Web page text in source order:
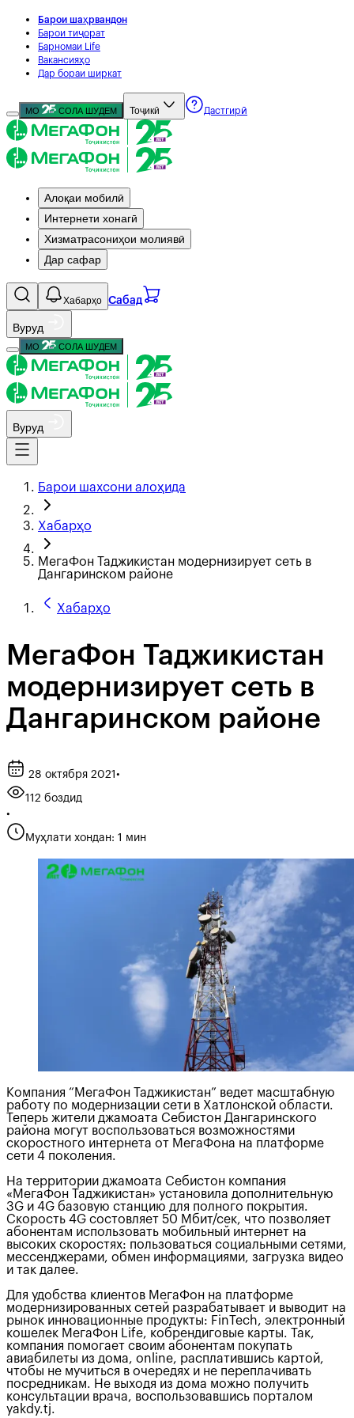
Барои шаҳрвандон
Барои тиҷорат
Барномаи Life
Вакансияҳо
Дар бораи ширкат
МО СОЛА ШУДЕМ Тоҷикӣ Дастгирӣ
Алоқаи мобилӣ
Интернети хонагӣ
Хизматрасониҳои молиявӣ
Дар сафар
Хабарҳо Сабад
Вуруд
МО СОЛА ШУДЕМ
Вуруд
Барои шахсони алоҳида
Хабарҳо
МегаФон Таджикистан модернизирует сеть в
Дангаринском районе
Хабарҳо
МегаФон Таджикистан
модернизирует сеть в
Дангаринском районе
28 октября 2021 •
112 боздид
•
Муҳлати хондан: 1 мин
Компания “МегаФон Таджикистан” ведет масштабную
работу по модернизации сети в Хатлонской области.
Теперь жители джамоата Себистон Дангаринского
района могут воспользоваться возможностями
скоростного интернета от МегаФона на платформе
сети 4 поколения.
На территории джамоата Себистон компания
«МегаФон Таджикистан» установила дополнительную
3G и 4G базовую станцию для полного покрытия.
Скорость 4G состовляет 50 Мбит/сек, что позволяет
абонентам использовать мобильный интернет на
высоких скоростях: пользоваться социальными сетями,
мессенджерами, обмен информациями, загрузка видео
и так далее.
Для удобства клиентов МегаФон на платформе
модернизированных сетей разрабатывает и выводит на
рынок инновационные продукты: FinTech, электронный
кошелек МегаФон Life, кобрендиговые карты. Так,
компания помогает своим абонентам покупать
авиабилеты из дома, online, расплатившись картой,
чтобы не мучиться в очередях и не переплачивать
посредникам. Не выходя из дома можно получить
консультации врача, воспользовавшись порталом
yakdy.tj.